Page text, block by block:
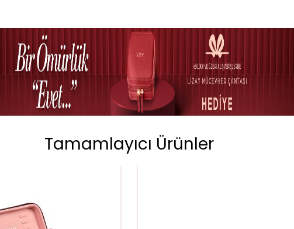
Tamamlayıcı Ürünler